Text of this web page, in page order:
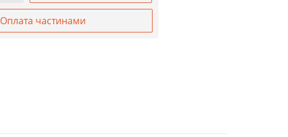
Оплата частинами